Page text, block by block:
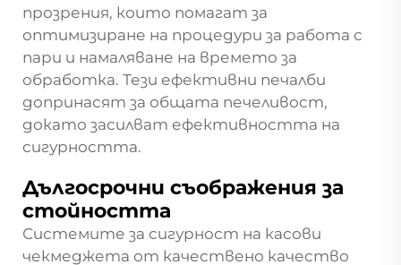
прозрения, които помагат за
оптимизиране на процедури за работа с
пари и намаляване на времето за
обработка. Тези ефективни печалби
допринасят за общата печеливост,
докато засилват ефективността на
сигурността.
Дългосрочни съображения за
стойността
Системите за сигурност на касови
чекмеджета от качествено качество